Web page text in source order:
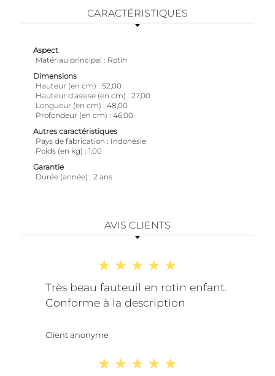
CARACTÉRISTIQUES
Aspect
Matériau principal
Rotin
Dimensions
Hauteur (en cm)
52,00
Hauteur d'assise (en cm)
27,00
Longueur (en cm)
48,00
Profondeur (en cm)
46,00
Autres caractéristiques
Pays de fabrication
Indonésie
Poids (en kg)
1,00
Garantie
Durée (année)
2 ans
AVIS CLIENTS
Très beau fauteuil en rotin enfant.
Conforme à la description
Client anonyme